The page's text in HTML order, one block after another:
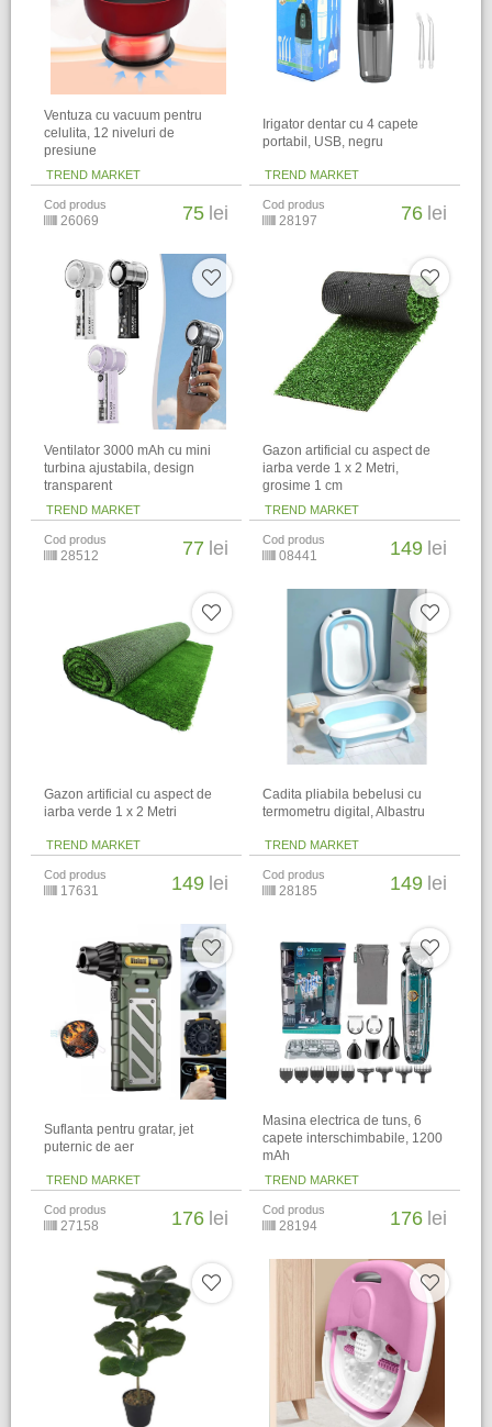
Ventuza cu vacuum pentru
celulita, 12 niveluri de
presiune
TREND MARKET
Cod produs
26069 75 lei
Irigator dentar cu 4 capete
portabil, USB, negru
TREND MARKET
Cod produs
28197 76 lei
Ventilator 3000 mAh cu mini
turbina ajustabila, design
transparent
TREND MARKET
Cod produs
28512 77 lei
Gazon artificial cu aspect de
iarba verde 1 x 2 Metri,
grosime 1 cm
TREND MARKET
Cod produs
08441 149 lei
Gazon artificial cu aspect de
iarba verde 1 x 2 Metri
TREND MARKET
Cod produs
17631 149 lei
Cadita pliabila bebelusi cu
termometru digital, Albastru
TREND MARKET
Cod produs
28185 149 lei
Suflanta pentru gratar, jet
puternic de aer
TREND MARKET
Cod produs
27158 176 lei
Masina electrica de tuns, 6
capete interschimbabile, 1200
mAh
TREND MARKET
Cod produs
28194 176 lei